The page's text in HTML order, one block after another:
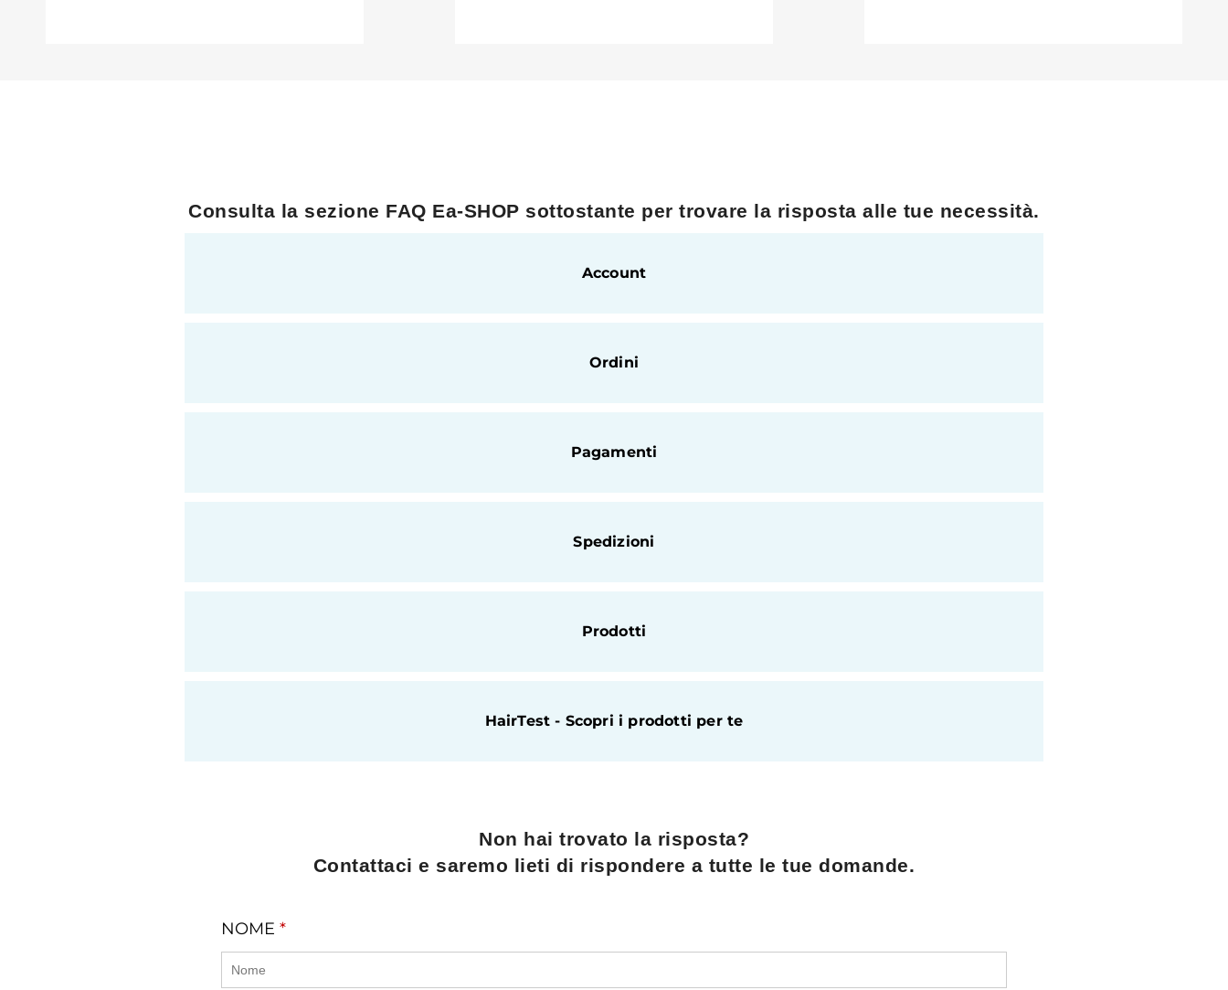
Consulta la sezione FAQ Ea-SHOP sottostante per trovare la risposta alle tue necessità.
Account
Ordini
Pagamenti
Spedizioni
Prodotti
HairTest - Scopri i prodotti per te
Non hai trovato la risposta?
Contattaci e saremo lieti di rispondere a tutte le tue domande.
NOME *